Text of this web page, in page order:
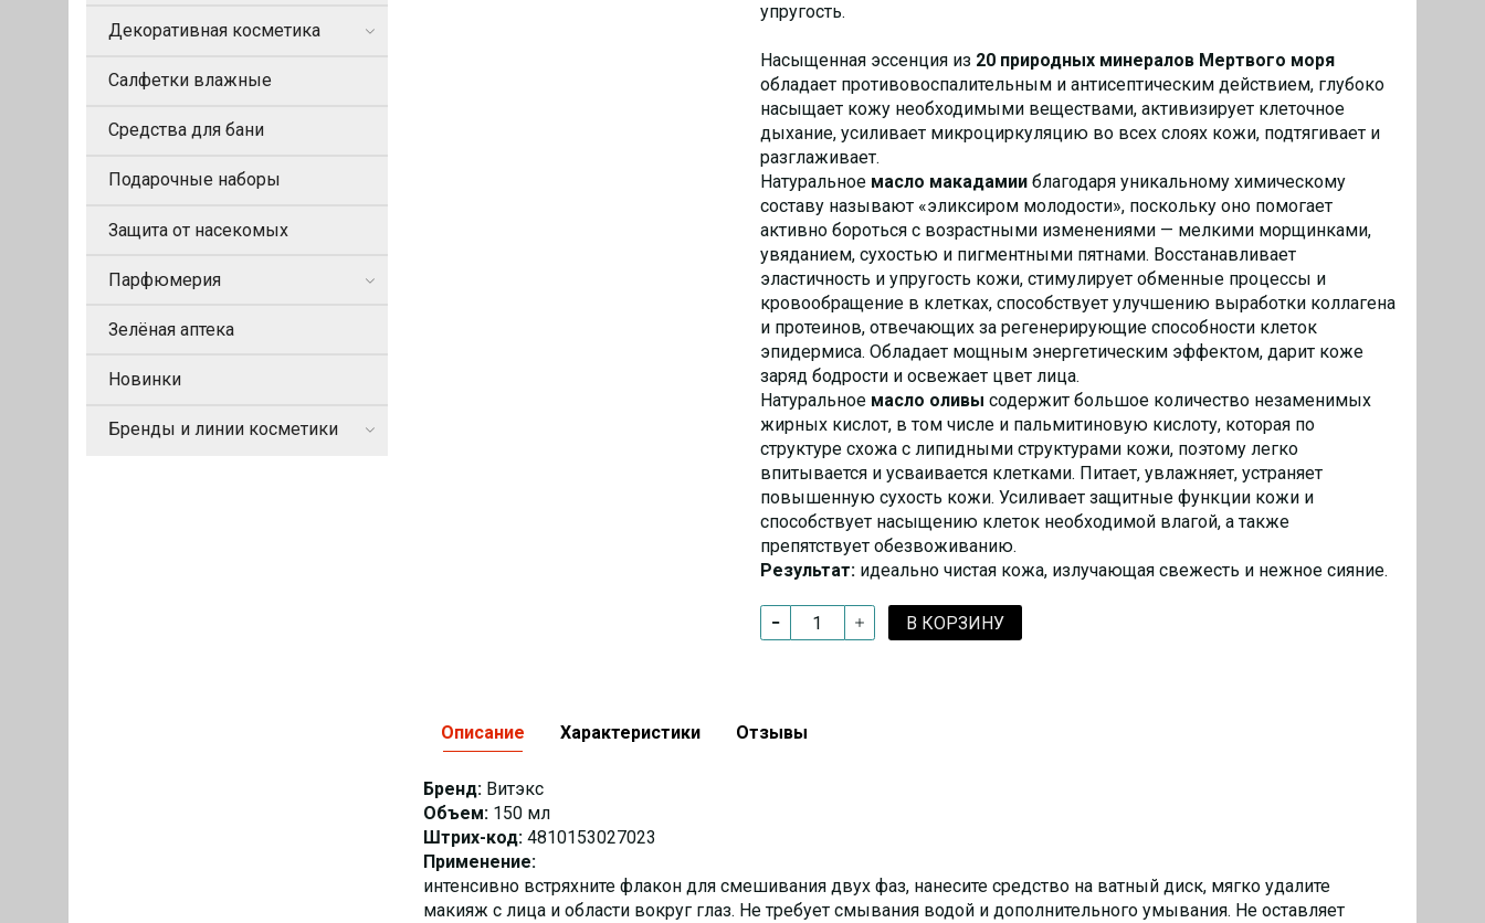
упругость.
Насыщенная эссенция из 20 природных минералов Мертвого моря
обладает противовоспалительным и антисептическим действием, глубоко
насыщает кожу необходимыми веществами, активизирует клеточное
дыхание, усиливает микроциркуляцию во всех слоях кожи, подтягивает и
разглаживает.
Натуральное масло макадамии благодаря уникальному химическому
составу называют «эликсиром молодости», поскольку оно помогает
активно бороться с возрастными изменениями — мелкими морщинками,
увяданием, сухостью и пигментными пятнами. Восстанавливает
эластичность и упругость кожи, стимулирует обменные процессы и
кровообращение в клетках, способствует улучшению выработки коллагена
и протеинов, отвечающих за регенерирующие способности клеток
эпидермиса. Обладает мощным энергетическим эффектом, дарит коже
заряд бодрости и освежает цвет лица.
Натуральное масло оливы содержит большое количество незаменимых
жирных кислот, в том числе и пальмитиновую кислоту, которая по
структуре схожа с липидными структурами кожи, поэтому легко
впитывается и усваивается клетками. Питает, увлажняет, устраняет
повышенную сухость кожи. Усиливает защитные функции кожи и
способствует насыщению клеток необходимой влагой, а также
препятствует обезвоживанию.
Результат:идеально чистая кожа, излучающая свежесть и нежное сияние.
В КОРЗИНУ
Описание
Бренд: Витэкс
Объем: 150 мл
Штрих-код: 4810153027023
Применение:
интенсивно встряхните флакон для смешивания двух фаз, нанесите средство на ватный диск, мягко удалите
макияж с лица и области вокруг глаз. Не требует смывания водой и дополнительного умывания. Не оставляет
Характеристики Отзывы
Декоративная косметика
Салфетки влажные
Средства для бани
Подарочные наборы
Защита от насекомых
Парфюмерия
Зелёная аптека
Новинки
Бренды и линии косметики